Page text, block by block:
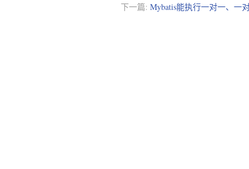
下一篇: Mybatis能执行一对一、一